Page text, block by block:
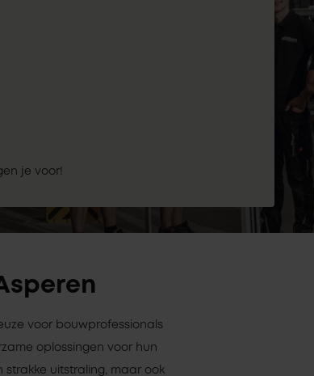
je voor!
voor bouwprofessionals
oplossingen voor hun
strakke uitstraling, maar ook